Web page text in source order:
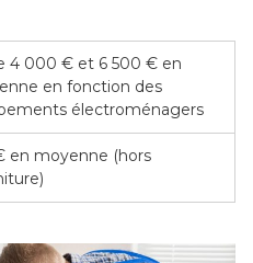
4 000 € et 6 500 € en
en fonction des
électroménagers
en moyenne (hors